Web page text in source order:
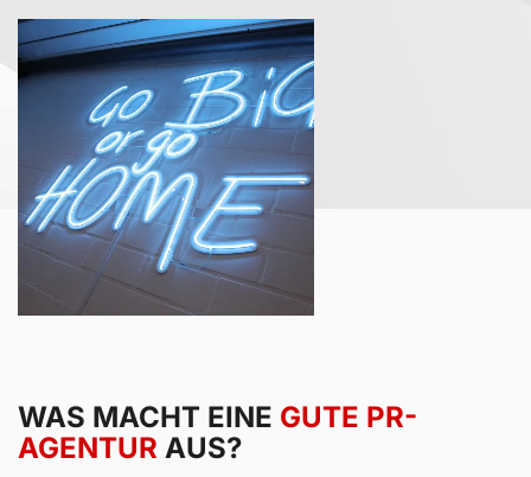
WAS MACHT EINE GUTE PR-
AGENTUR AUS?